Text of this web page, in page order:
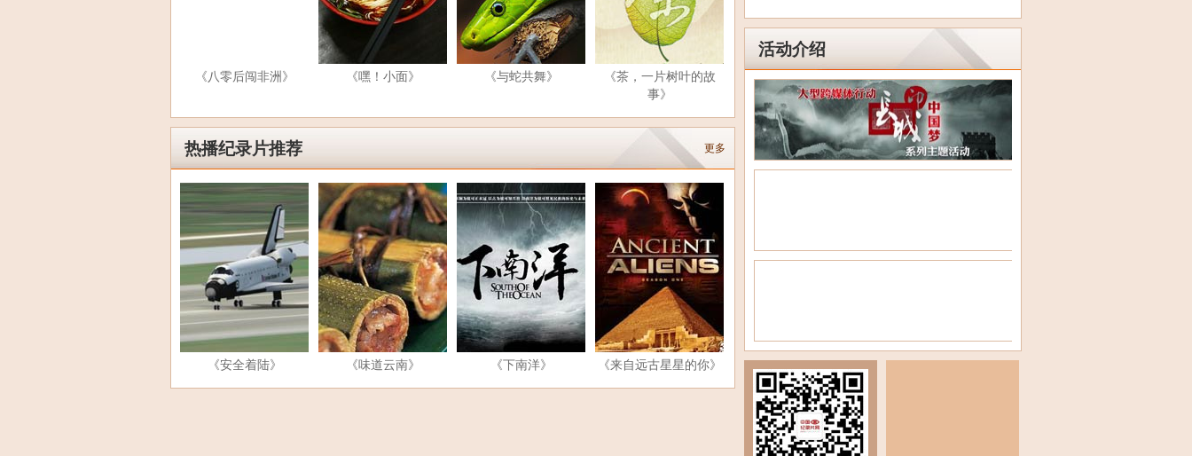
《八零后闯非洲》 《嘿！小面》 《与蛇共舞》
《茶，一片树叶的故
事》
热播纪录片推荐 更多
《安全着陆》 《味道云南》 《下南洋》 《来自远古星星的你》
活动介绍